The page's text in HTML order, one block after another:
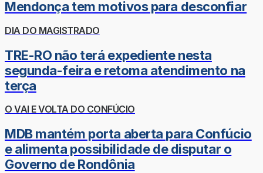
Mendonça tem motivos para desconfiar
DIA DO MAGISTRADO
TRE-RO não terá expediente nesta
segunda-feira e retoma atendimento na
terça
O VAI E VOLTA DO CONFÚCIO
MDB mantém porta aberta para Confúcio
e alimenta possibilidade de disputar o
Governo de Rondônia